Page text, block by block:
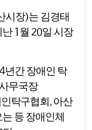
시장)는 김경태
난 1 월 20일 시장
년간 장애인 탁
무국장
탁구협회,아산
등 장애인체